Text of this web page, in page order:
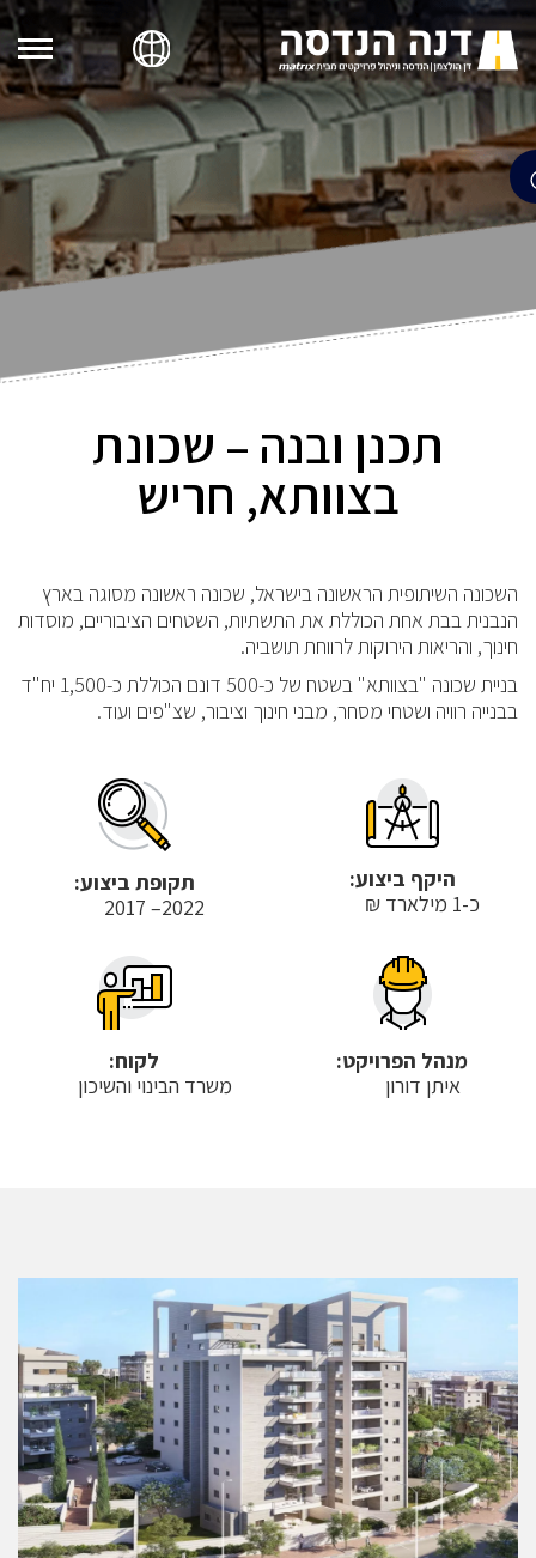
תכנן ובנה – שכונת
בצוותא, חריש
השכונה השיתופית הראשונה בישראל, שכונה ראשונה מסוגה בארץ
הנבנית בבת אחת הכוללת את התשתיות, השטחים הציבוריים, מוסדות
חינוך, והריאות הירוקות לרווחת תושביה.
בניית שכונה "בצוותא" בשטח של כ-500 דונם הכוללת כ-1,500 יח"ד
בבנייה רוויה ושטחי מסחר, מבני חינוך וציבור, שצ"פים ועוד.
היקף ביצוע:
כ-1 מילארד ₪
תקופת ביצוע:
2022– 2017
מנהל הפרויקט:
איתן דורון
לקוח:
משרד הבינוי והשיכון